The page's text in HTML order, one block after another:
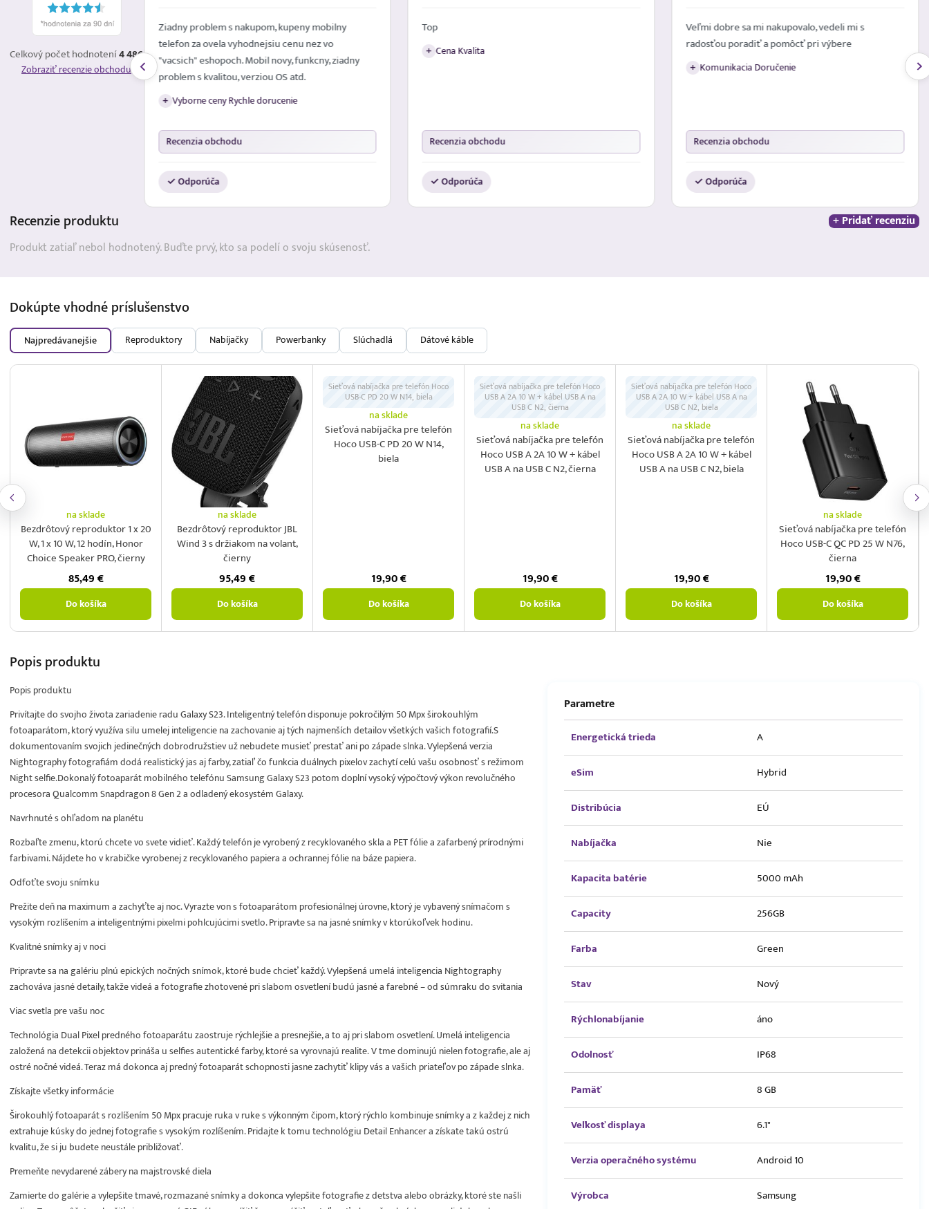
Celkový počet hodnotení4 486
Zobraziť recenzie obchodu
Spokojna
Ziadny problem s nakupom, kupeny mobilny
telefon za ovela vyhodnejsiu cenu nez vo
"vacsich" eshopoch. Mobil novy, funkcny, ziadny
problem s kvalitou, verziou OS atd.
+ Vyborne ceny Rychle dorucenie
Recenzia obchodu
✓ Odporúča
Top
+ Cena Kvalita
Recenzia obchodu
✓ Odporúča
Veľmi dobre sa mi nakupovalo, vedeli mi s
radosťou poradiť a pomôcť pri výbere
+ Komunikacia Doručenie
Recenzia obchodu
✓ Odporúča
Recenzieproduktu
+ Pridať recenziu
Produkt zatiaľ nebol hodnotený. Buďte prvý, kto sa podelí o svoju skúsenosť.
Dokúpte vhodnépríslušenstvo
Najpredávanejšie Reproduktory Nabíjačky Powerbanky Slúchadlá Dátové káble
na sklade
Bezdrôtový reproduktor 1 x 20
W, 1 x 10 W, 12 hodín, Honor
Choice Speaker PRO, čierny
85,49€
Do košíka
na sklade
Bezdrôtový reproduktor JBL
Wind 3 s držiakom na volant,
čierny
95,49€
Do košíka
Sieťová nabíjačka pre telefón Hoco
USB-C PD 20 W N14, biela
na sklade
Sieťová nabíjačka pre telefón
Hoco USB-C PD 20 W N14,
biela
19,90€
Do košíka
Sieťová nabíjačka pre telefón Hoco
USB A 2A 10 W + kábel USB A na
USB C N2, čierna
na sklade
Sieťová nabíjačka pre telefón
Hoco USB A 2A 10 W + kábel
USB A na USB C N2, čierna
19,90€
Do košíka
Sieťová nabíjačka pre telefón Hoco
USB A 2A 10 W + kábel USB A na
USB C N2, biela
na sklade
Sieťová nabíjačka pre telefón
Hoco USB A 2A 10 W + kábel
USB A na USB C N2, biela
19,90€
Do košíka
na sklade
Sieťová nabíjačka pre telefón
Hoco USB-C QC PD 25 W N76,
čierna
19,90€
Do košíka
Popisproduktu
Popis produktu
Privítajte do svojho života zariadenie radu Galaxy S23. Inteligentný telefón disponuje pokročilým 50 Mpx širokouhlým
fotoaparátom, ktorý využíva silu umelej inteligencie na zachovanie aj tých najmenších detailov všetkých vašich fotografií.S
dokumentovaním svojich jedinečných dobrodružstiev už nebudete musieť prestať ani po západe slnka. Vylepšená verzia
Nightography fotografiám dodá realistický jas aj farby, zatiaľ čo funkcia duálnych pixelov zachytí celú vašu osobnosť s režimom
Night selfie.Dokonalý fotoaparát mobilného telefónu Samsung Galaxy S23 potom doplní vysoký výpočtový výkon revolučného
procesora Qualcomm Snapdragon 8 Gen 2 a odladený ekosystém Galaxy.
Navrhnuté s ohľadom na planétu
Rozbaľte zmenu, ktorú chcete vo svete vidieť. Každý telefón je vyrobený z recyklovaného skla a PET fólie a zafarbený prírodnými
farbivami. Nájdete ho v krabičke vyrobenej z recyklovaného papiera a ochrannej fólie na báze papiera.
Odfoťte svoju snímku
Prežite deň na maximum a zachyťte aj noc. Vyrazte von s fotoaparátom profesionálnej úrovne, ktorý je vybavený snímačom s
vysokým rozlíšením a inteligentnými pixelmi pohlcujúcimi svetlo. Pripravte sa na jasné snímky v ktorúkoľvek hodinu.
Kvalitné snímky aj v noci
Pripravte sa na galériu plnú epických nočných snímok, ktoré bude chcieť každý. Vylepšená umelá inteligencia Nightography
zachováva jasné detaily, takže videá a fotografie zhotovené pri slabom osvetlení budú jasné a farebné – od súmraku do svitania
Viac svetla pre vašu noc
Technológia Dual Pixel predného fotoaparátu zaostruje rýchlejšie a presnejšie, a to aj pri slabom osvetlení. Umelá inteligencia
založená na detekcii objektov prináša u selfies autentické farby, ktoré sa vyrovnajú realite. V tme dominujú nielen fotografie, ale aj
ostré nočné videá. Teraz má dokonca aj predný fotoaparát schopnosti jasne zachytiť klipy vás a vašich priateľov po západe slnka.
Získajte všetky informácie
Širokouhlý fotoaparát s rozlíšením 50 Mpx pracuje ruka v ruke s výkonným čipom, ktorý rýchlo kombinuje snímky a z každej z nich
extrahuje kúsky do jednej fotografie s vysokým rozlíšením. Pridajte k tomu technológiu Detail Enhancer a získate takú ostrú
kvalitu, že si ju budete neustále približovať.
Premeňte nevydarené zábery na majstrovské diela
Zamierte do galérie a vylepšite tmavé, rozmazané snímky a dokonca vylepšite fotografie z detstva alebo obrázky, ktoré ste našli
Parametre
Energetická trieda A
eSim Hybrid
Distribúcia EÚ
Nabíjačka Nie
Kapacita batérie 5000 mAh
Capacity 256GB
Farba Green
Stav Nový
Rýchlonabíjanie áno
Odolnosť IP68
Pamäť 8 GB
Veľkosť displaya 6.1"
Verzia operačného systému Android 10
Výrobca Samsung